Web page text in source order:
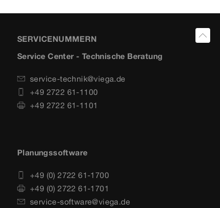
SERVICENUMMERN
Service Center - Technische Beratung
service-technik@viega.de
+49 2722 61-1100
+49 2722 61-1101
Planungssoftware
+49 (0) 2722 61-1700
+49 (0) 2722 61-1701
service-software@viega.de